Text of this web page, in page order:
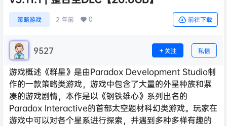
策略游戏 2 年前 0 前往下载
9527 关注 私信
游戏概述《群星》是由Paradox Development Studio制
作的一款策略类游戏，游戏中包含了大量的外星种族和紧
凑的游戏剧情，本作是以《钢铁雄心》系列出名的
Paradox Interactive的首部太空题材科幻类游戏。玩家在
游戏中可以对各个星系进行探索，并遇到多种多样有趣的